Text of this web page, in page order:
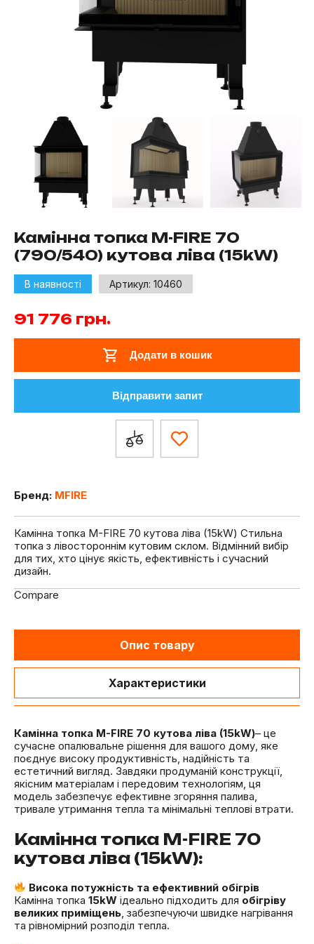
Камінна топка M-FIRE 70
(790/540) кутова ліва (15kW)
В наявності Артикул: 10460
91 776 грн.
Додати в кошик
Відправити запит
Бренд: MFIRE
Камінна топка M-FIRE 70 кутова ліва (15kW) Стильна
топка з лівостороннім кутовим склом. Відмінний вибір
для тих, хто цінує якість, ефективність і сучасний
дизайн.
Compare
Опис товару
Характеристики
Камінна топка M-FIRE 70 кутова ліва (15kW)– це
сучасне опалювальне рішення для вашого дому, яке
поєднує високу продуктивність, надійність та
естетичний вигляд. Завдяки продуманій конструкції,
якісним матеріалам і передовим технологіям, ця
модель забезпечує ефективне згоряння палива,
тривале утримання тепла та мінімальні теплові втрати.
Камінна топка M-FIRE 70
кутова ліва (15kW):
Висока потужність та ефективний обігрів
Камінна топка 15kW ідеально підходить для обігріву
великих приміщень , забезпечуючи швидке нагрівання
та рівномірний розподіл тепла.